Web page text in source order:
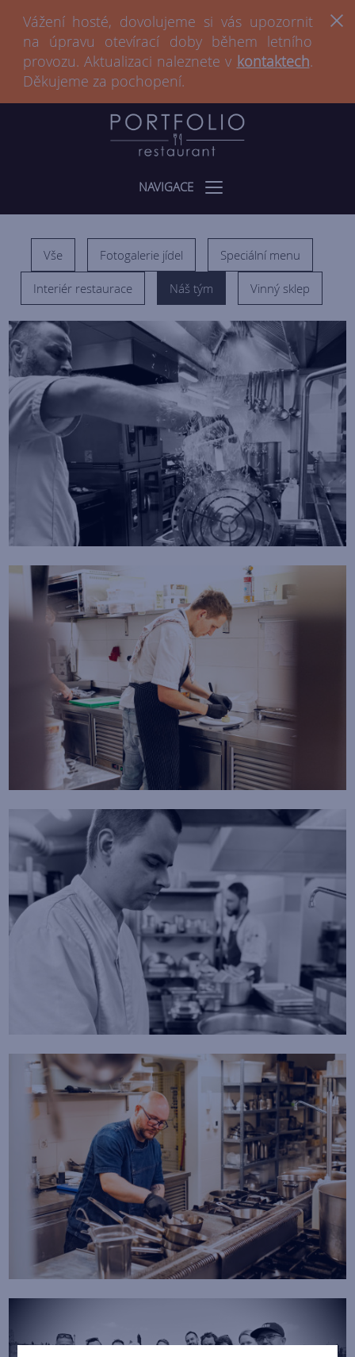
Vážení hosté, dovolujeme si vás upozornit
na úpravu otevírací doby během letního
provozu. Aktualizaci naleznete v kontaktech.
Děkujeme za pochopení.
NAVIGACE
Vše Fotogalerie jídel Speciální menu
Interiér restaurace Náš tým Vinný sklep